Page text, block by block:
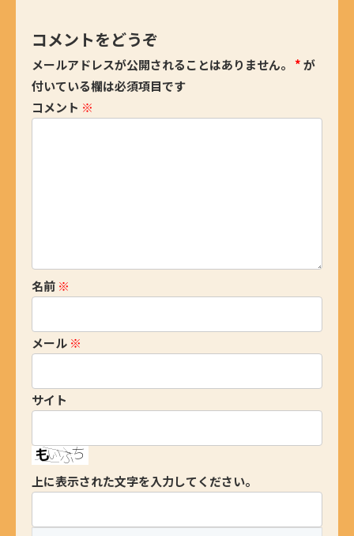
コメントをどうぞ
メールアドレスが公開されることはありません。 *が
付いている欄は必須項目です
コメント ※
名前 ※
メール ※
サイト
上に表示された文字を入力してください。